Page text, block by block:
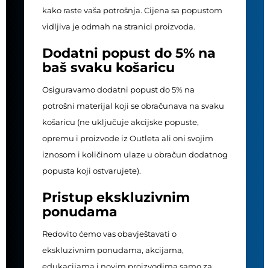
kako raste vaša potrošnja. Cijena sa popustom
vidljiva je odmah na stranici proizvoda.
Dodatni popust do 5% na
baš svaku košaricu
Osiguravamo dodatni popust do 5% na
potrošni materijal koji se obračunava na svaku
košaricu (ne uključuje akcijske popuste,
opremu i proizvode iz Outleta ali oni svojim
iznosom i količinom ulaze u obračun dodatnog
popusta koji ostvarujete).
Pristup ekskluzivnim
ponudama
Redovito ćemo vas obavještavati o
ekskluzivnim ponudama, akcijama,